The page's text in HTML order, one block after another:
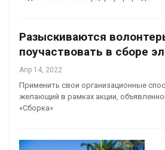
Разыскиваются
поучаствовать в сборе
Апр 14, 2022
Применить свои организационные
желающий в рамках акции,
«Сборка»